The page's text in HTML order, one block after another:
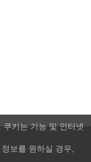
쿠키는 기능 및 인터넷
보를 원하실 경우,